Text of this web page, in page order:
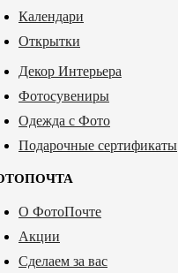
Календари
Открытки
Декор Интерьера
Фотосувениры
Одежда с Фото
Подарочные сертификаты
О ФотоПочте
Акции
Сделаем за вас